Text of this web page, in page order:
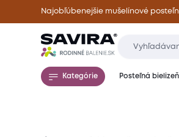
Najobľúbenejšie mušelínové
Kategórie Posteľná bielizeň